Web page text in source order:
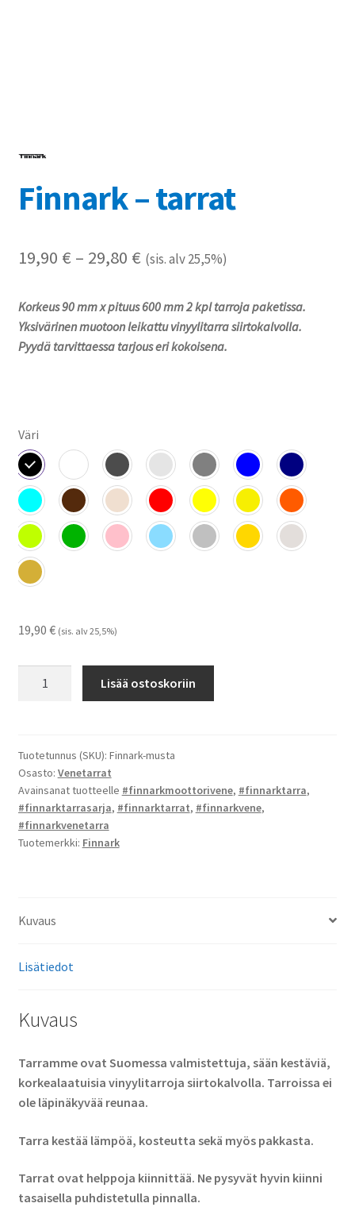
Tietoa meistä
Värikartta
Kassa
Finnark – tarrat
19,90 € – 29,80 €Hintaluokka:
-
29,80 €
(sis. alv 25,5%)
Korkeus 90 mm x pituus 600 mm 2 kpl tarroja paketissa.
Yksivärinen muotoon leikattu vinyylitarra siirtokalvolla.
Pyydä tarvittaessa tarjous eri kokoisena.
Väri
19,90 € (sis. alv 25,5%)
Lisää ostoskoriin
Tuotetunnus (SKU): Finnark-musta
Osasto: Venetarrat
Avainsanat tuotteelle #finnarkmoottorivene, #finnarktarra,
#finnarktarrasarja, #finnarktarrat, #finnarkvene,
#finnarkvenetarra
Tuotemerkki: Finnark
Kuvaus
Lisätiedot
Kuvaus
Tarramme ovat Suomessa valmistettuja, sään kestäviä,
korkealaatuisia vinyylitarroja siirtokalvolla. Tarroissa ei
ole läpinäkyvää reunaa.
Tarra kestää lämpöä, kosteutta sekä myös pakkasta.
Tarrat ovat helppoja kiinnittää. Ne pysyvät hyvin kiinni
tasaisella puhdistetulla pinnalla.